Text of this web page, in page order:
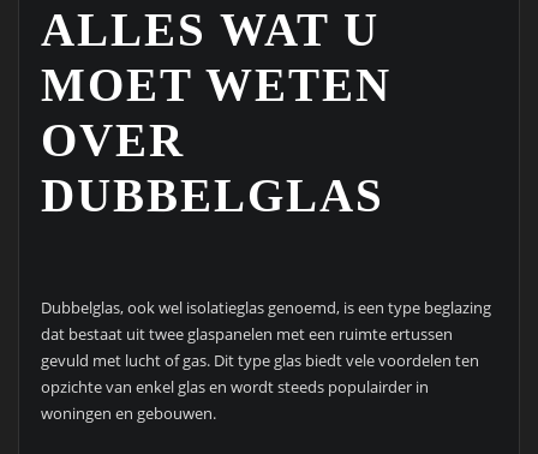
ALLES WAT U
MOET WETEN
OVER
DUBBELGLAS
Dubbelglas, ook wel isolatieglas genoemd, is een type beglazing
dat bestaat uit twee glaspanelen met een ruimte ertussen
gevuld met lucht of gas. Dit type glas biedt vele voordelen ten
opzichte van enkel glas en wordt steeds populairder in
woningen en gebouwen.